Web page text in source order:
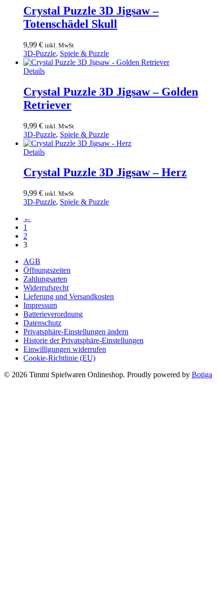
Crystal Puzzle 3D Jigsaw –
Totenschädel Skull
9,99 € inkl. MwSt
3D-Puzzle, Spiele & Puzzle
Details
Crystal Puzzle 3D Jigsaw – Golden
Retriever
9,99 € inkl. MwSt
3D-Puzzle, Spiele & Puzzle
Details
Crystal Puzzle 3D Jigsaw – Herz
9,99 € inkl. MwSt
3D-Puzzle, Spiele & Puzzle
←
1
2
3
AGB
Öffnungszeiten
Zahlungsarten
Widerrufsrecht
Lieferung und Versandkosten
Impressum
Batterieverordnung
Datenschutz
Privatsphäre-Einstellungen ändern
Historie der Privatsphäre-Einstellungen
Einwilligungen widerrufen
Cookie-Richtlinie (EU)
© 2026 Timmi Spielwaren Onlineshop. Proudly powered by Botiga